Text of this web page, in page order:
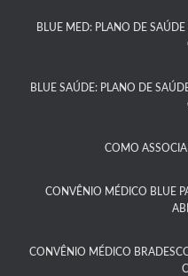
BLUE MED: PLANO DE
BLUE SAÚDE: PLANO DE
COMO
CONVÊNIO MÉDICO BLUE
CONVÊNIO MÉDICO